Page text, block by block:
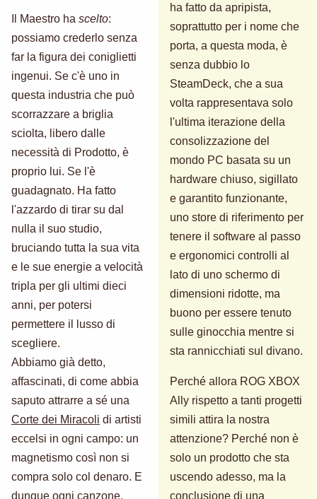
Il Maestro ha scelto:
possiamo crederlo senza
far la figura dei coniglietti
ingenui. Se c'è uno in
questa industria che può
scorrazzare a briglia
sciolta, libero dalle
necessità di Prodotto, è
proprio lui. Se l'è
guadagnato. Ha fatto
l'azzardo di tirar su dal
nulla il suo studio,
bruciando tutta la sua vita
e le sue energie a velocità
tripla per gli ultimi dieci
anni, per potersi
permettere il lusso di
scegliere.
Abbiamo già detto,
affascinati, di come abbia
saputo attrarre a sé una
Corte dei Miracoli di artisti
eccelsi in ogni campo: un
magnetismo così non si
compra solo col denaro. E
dunque ogni canzone,
ha fatto da apripista,
soprattutto per i nome che
porta, a questa moda, è
senza dubbio lo
SteamDeck, che a sua
volta rappresentava solo
l'ultima iterazione della
consolizzazione del
mondo PC basata su un
hardware chiuso, sigillato
e garantito funzionante,
uno store di riferimento per
tenere il software al passo
e ergonomici controlli al
lato di uno schermo di
dimensioni ridotte, ma
buono per essere tenuto
sulle ginocchia mentre si
sta rannicchiati sul divano.
Perché allora ROG XBOX
Ally rispetto a tanti progetti
simili attira la nostra
attenzione? Perché non è
solo un prodotto che sta
uscendo adesso, ma la
conclusione di una